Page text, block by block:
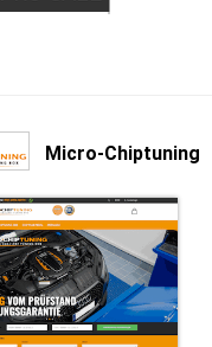
Micro-Chiptuning